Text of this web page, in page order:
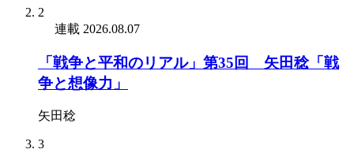
2
連載 2026.08.07
「戦争と平和のリアル」第35回 矢田稔「戦
争と想像力」
矢田稔
3